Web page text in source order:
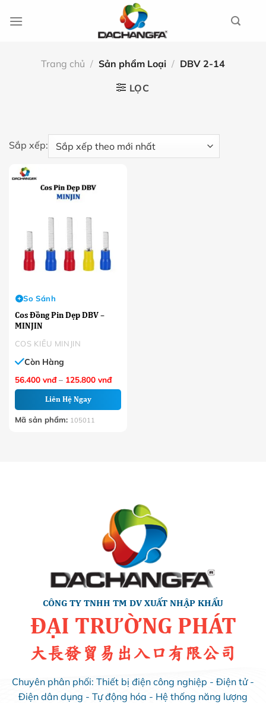
đến
Trang chủ / Sản phẩm Loại / DBV 2-14
LỌC
Sắp xếp:
COS KIỂU MINJIN
Cos Đồng Pin Dẹp DBV –
MINJIN
So Sánh
Còn Hàng
56.400 vnđ – 125.800 vnđKhoảng
đến
Liên Hệ Ngay
Mã sản phẩm: 105011
CÔNG TY TNHH TM DV XUẤT NHẬP KHẨU
ĐẠI TRƯỜNG PHÁT
大長發貿易出入口有限公司
Chuyên phân phối: Thiết bị điện công nghiệp - Điện tử -
Điện dân dụng - Tự động hóa - Hệ thống năng lượng